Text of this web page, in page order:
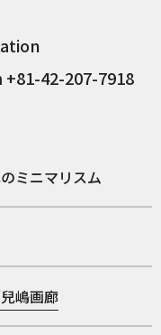
42-207-7918
ミニマリスム
嶋画廊